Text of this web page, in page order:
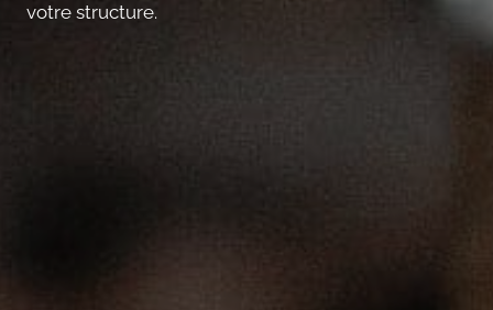
votre structure.